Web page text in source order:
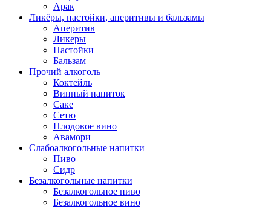
Арак
Ликёры, настойки, аперитивы и бальзамы
Аперитив
Ликеры
Настойки
Бальзам
Прочий алкоголь
Коктейль
Винный напиток
Саке
Сетю
Плодовое вино
Авамори
Слабоалкогольные напитки
Пиво
Сидр
Безалкогольные напитки
Безалкогольное пиво
Безалкогольное вино